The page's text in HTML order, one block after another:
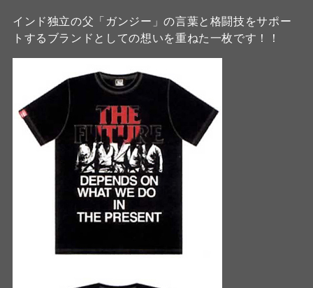
インド独立の父「ガンジー」の言葉と格闘技をサポー
トするブランドとしての想いを重ねた一枚です！！